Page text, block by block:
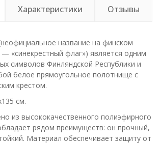
Характеристики Отзывы
название на финском
«синекрестный флаг») является одним
символов Финляндской Республики и
белое прямоугольное полотнище с
крестом.
см.
из высококачественного полиэфирного
рядом преимуществ: он прочный,
Материал обеспечивает защиту от